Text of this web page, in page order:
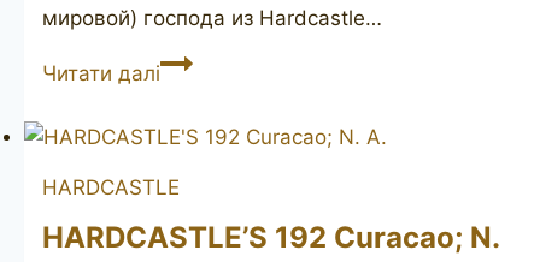
мировой) господа из Hardcastle…
Читати даліHARDCASTLE’S
Bruyere
HARDCASTLE
HARDCASTLE’S 192 Curacao; N.